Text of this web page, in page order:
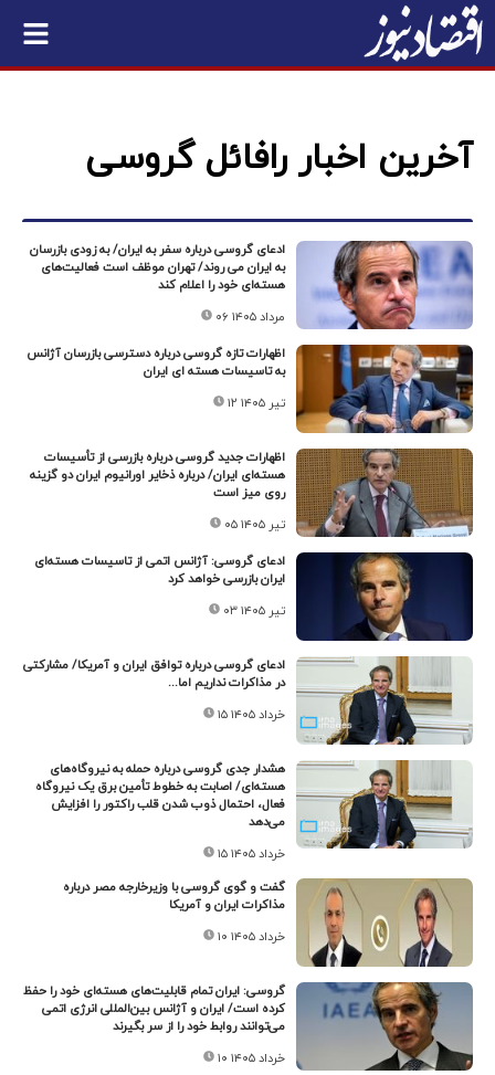
آخرین اخبار رافائل گروسی
ادعای گروسی درباره سفر به ایران/ به زودی بازرسان
به ایران می روند/ تهران موظف است فعالیت‌های
هسته‌ای خود را اعلام کند
۰۶ مرداد ۱۴۰۵
اظهارات تازه گروسی درباره دسترسی بازرسان آژانس
به تاسیسات هسته ای ایران
۱۲ تیر ۱۴۰۵
اظهارات جدید گروسی درباره بازرسی از تأسیسات
هسته‌ای ایران/ درباره ذخایر اورانیوم ایران دو گزینه
روی میز است
۰۵ تیر ۱۴۰۵
ادعای گروسی: آژانس اتمی از تاسیسات هسته‌ای
ایران بازرسی خواهد کرد
۰۳ تیر ۱۴۰۵
ادعای گروسی درباره توافق ایران و آمریکا/ مشارکتی
در مذاکرات نداریم اما...
۱۵ خرداد ۱۴۰۵
هشدار جدی گروسی درباره حمله به نیروگاه‌های
هسته‌ای/ اصابت به خطوط تأمین برق یک نیروگاه
فعال، احتمال ذوب شدن قلب راکتور را افزایش
می‌دهد
۱۵ خرداد ۱۴۰۵
گفت و گوی گروسی با وزیرخارجه مصر درباره
مذاکرات ایران و آمریکا
۱۰ خرداد ۱۴۰۵
گروسی: ایران تمام قابلیت‌های هسته‌ای خود را حفظ
کرده است/ ایران و آژانس بین‌المللی انرژی اتمی
می‌توانند روابط خود را از سر بگیرند
۱۰ خرداد ۱۴۰۵